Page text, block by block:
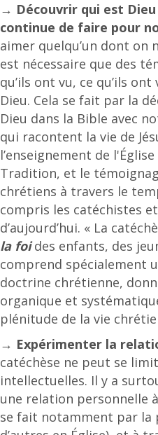
→ Découvrir qui est
continue de faire pour
aimer quelqu’un dont on
est nécessaire que des
qu’ils ont vu, ce qu’ils ont
Dieu. Cela se fait par la
Dieu dans la Bible avec
qui racontent la vie de
l’enseignement de
Tradition, et le
chrétiens à travers le
compris les catéchistes
d’aujourd’hui. « La
la foides enfants, des
comprend spécialement
doctrine chrétienne,
organique et
plénitude de la vie
→ Expérimenter la
catéchèse ne peut se
intellectuelles. Il y a
une relation personnelle
se fait notamment par la